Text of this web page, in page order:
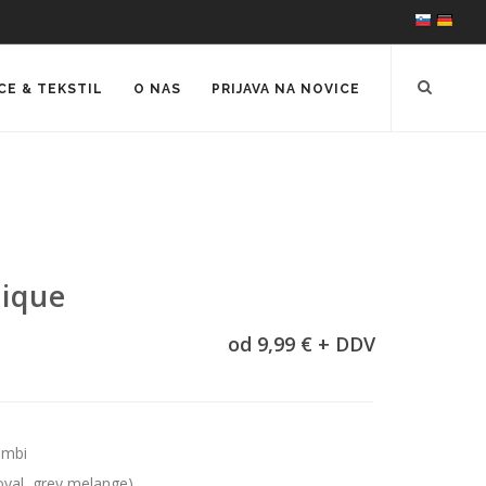
& TEKSTIL O NAS PRIJAVA NA NOVICE
od 9,99 € + DDV